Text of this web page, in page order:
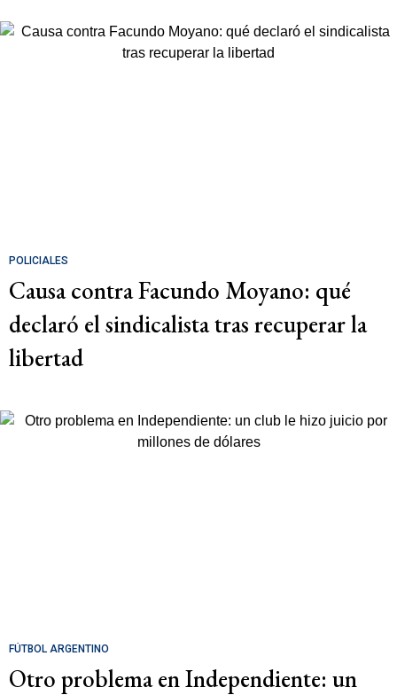
POLICIALES
Causa contra Facundo Moyano: qué
declaró el sindicalista tras recuperar la
libertad
FÚTBOL ARGENTINO
Otro problema en Independiente: un